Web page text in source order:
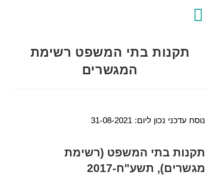
לתוכן
תקנות בתי המשפט רשימת
המגשרים
נוסח עדכני נכון ליום: 31-08-2021
תקנות בתי המשפט (רשימת
מגשרים), תשע"ח-2017